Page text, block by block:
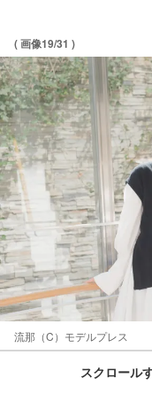
( 画像19/31 )
流那（C）モデルプレス
スクロール